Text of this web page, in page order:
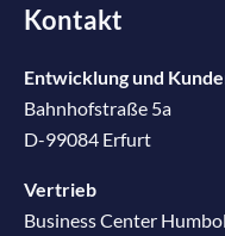
Kontakt
Entwicklung und
Bahnhofstraße 5a
D-99084 Erfurt
Vertrieb
Business Center